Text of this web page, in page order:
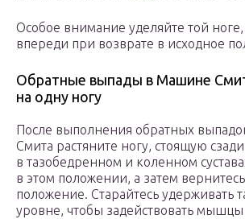
Особое внимание уделяйте той ноге,
впереди при возврате в исходное
Обратные выпады в Машине
на одну ногу
После выполнения обратных
Смита растяните ногу, стоящую
в тазобедренном и коленном
в этом положении, а затем
положение. Старайтесь удерживать
уровне, чтобы задействовать мышцы